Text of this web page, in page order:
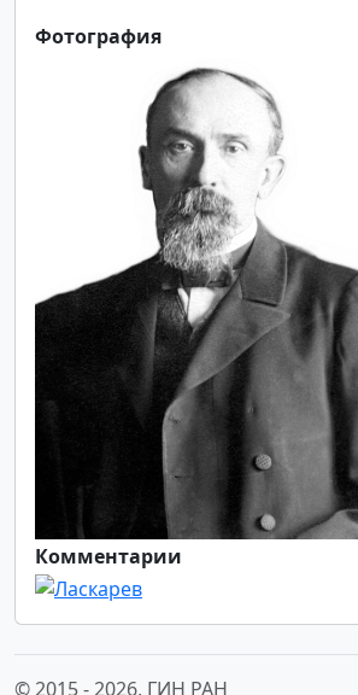
Фотография
Комментарии
© 2015 - 2026, ГИН РАН